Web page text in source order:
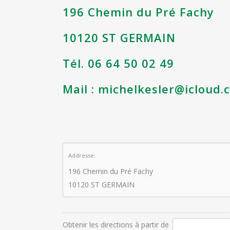
196 Chemin du Pré Fachy
10120 ST GERMAIN
Tél. 06 64 50 02 49
Mail :
Addresse:
196 Chemin du Pré Fachy
10120 ST GERMAIN
Obtenir les directions à partir de